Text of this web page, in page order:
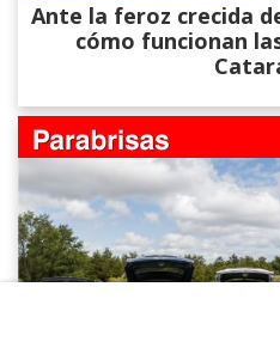
Ante la feroz crecida
cómo funcionan